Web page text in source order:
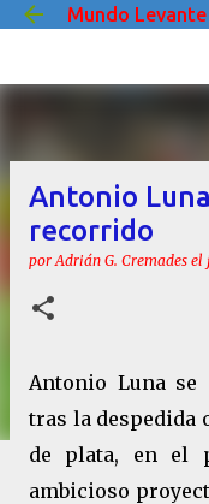
Ir al
Mundo Levante
Antonio
recorrido
porAdrián G. Cremades el
Antonio Luna se
tras la despedida
de plata, en el
ambicioso